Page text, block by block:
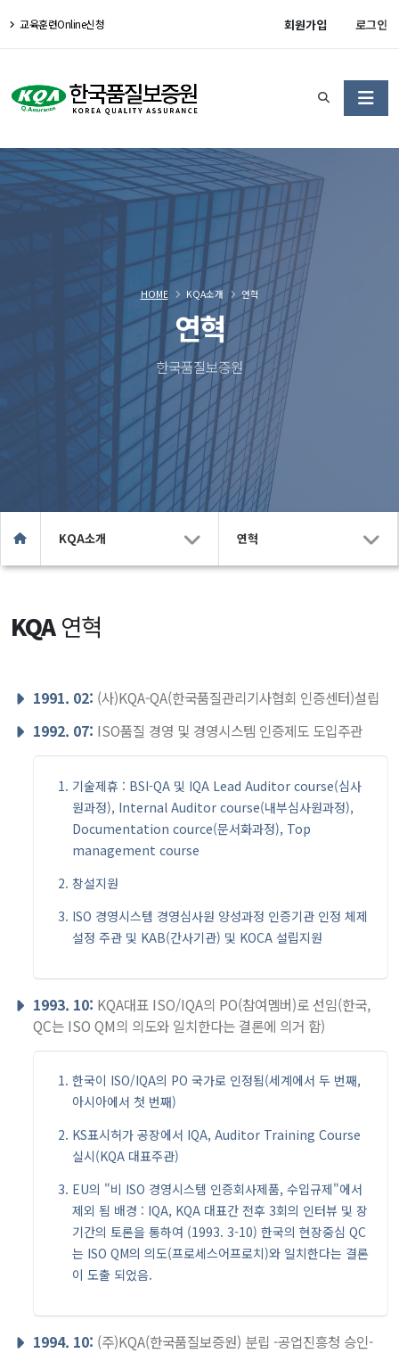
교육훈련Online신청 회원가입 로그인
연혁
한국품질보증원
HOME KQA소개 연혁
KQA소개 연혁
KQA연혁
1991. 02: (사)KQA-QA(한국품질관리기사협회 인증센터)설립
1992. 07: ISO품질 경영 및 경영시스템 인증제도 도입주관
기술제휴 : BSI-QA 및 IQA Lead Auditor course(심사
원과정), Internal Auditor course(내부심사원과정),
Documentation cource(문서화과정), Top
management course
창설지원
ISO 경영시스템 경영심사원 양성과정 인증기관 인정 체제
설정 주관 및 KAB(간사기관) 및 KOCA 설립지원
1993. 10: KQA대표 ISO/IQA의 PO(참여멤버)로 선임(한국,
QC는 ISO QM의 의도와 일치한다는 결론에 의거 함)
한국이 ISO/IQA의 PO 국가로 인정됨(세계에서 두 번째,
아시아에서 첫 번째)
KS표시허가 공장에서 IQA, Auditor Training Course
실시(KQA 대표주관)
EU의 "비 ISO 경영시스템 인증회사제품, 수입규제"에서
제외 됨 배경 : IQA, KQA 대표간 전후 3회의 인터뷰 및 장
기간의 토론을 통하여 (1993. 3-10) 한국의 현장중심 QC
는 ISO QM의 의도(프로세스어프로치)와 일치한다는 결론
이 도출 되었음.
1994. 10: (주)KQA(한국품질보증원) 분립 -공업진흥청 승인-